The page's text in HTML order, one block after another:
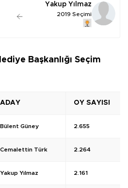
Yakup Yılmaz
2019 Seçimi
Başkanlığı Seçim
ADAY OY SAYISI
Bülent Güney 2.655
Cemalettin Türk 2.264
Yakup Yılmaz 2.161